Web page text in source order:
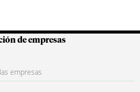
Colombianas
de empresas